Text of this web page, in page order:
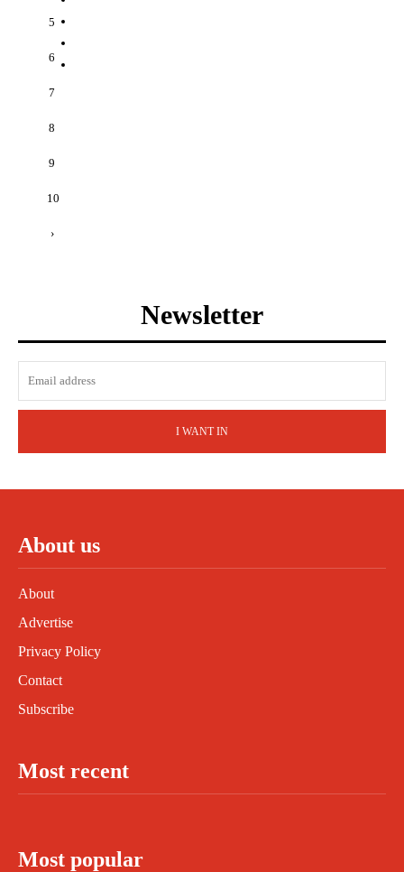
5
6
7
8
9
10
›
Newsletter
I WANT IN
About us
About
Advertise
Privacy Policy
Contact
Subscribe
Most recent
Most popular